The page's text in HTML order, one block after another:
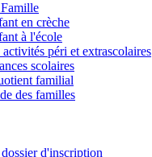
en crèche
à l'école
péri et extrascolaires
scolaires
familial
des familles
d'inscription